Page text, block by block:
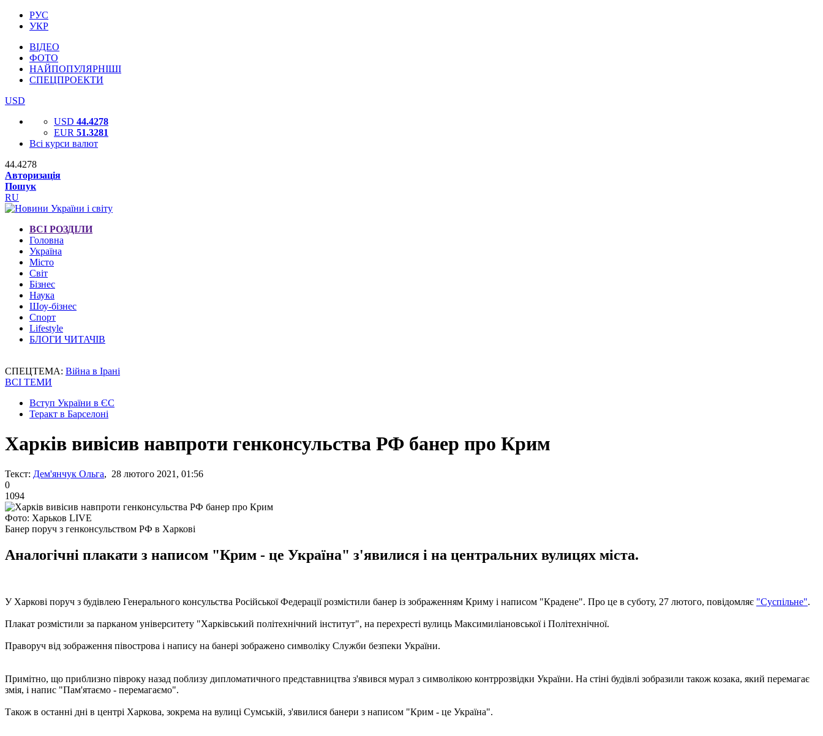
РУС
УКР
ВІДЕО
ФОТО
НАЙПОПУЛЯРНІШІ
СПЕЦПРОЕКТИ
USD
USD 44.4278
EUR 51.3281
Всі курси валют
44.4278
Авторизація
Пошук
RU
ВСІ РОЗДІЛИ
Головна
Україна
Місто
Світ
Бізнес
Наука
Шоу-бізнес
Спорт
Lifestyle
БЛОГИ ЧИТАЧІВ
СПЕЦТЕМА: Війна в Ірані
ВСІ ТЕМИ
Вступ України в ЄС
Теракт в Барселоні
Харків вивісив навпроти генконсульства РФ банер про Крим
Текст: Дем'янчук Ольга, 28 лютого 2021, 01:56
0
1094
Фото: Харьков LIVE
Банер поруч з генконсульством РФ в Харкові
Аналогічні плакати з написом "Крим - це Україна" з'явилися і на центральних вулицях міста.
У Харкові поруч з будівлею Генерального консульства Російської Федерації розмістили банер із зображенням Криму і написом "Крадене". Про це в суботу, 27 лютого, повідомляє "Суспільне".
Плакат розмістили за парканом університету "Харківський політехнічний інститут", на перехресті вулиць Максимиліановської і Політехнічної.
Праворуч від зображення півострова і напису на банері зображено символіку Служби безпеки України.
Примітно, що приблизно півроку назад поблизу дипломатичного представництва з'явився мурал з символікою контррозвідки України. На стіні будівлі зобразили також козака, який перемагає
змія, і напис "Пам'ятаємо - перемагаємо".
Також в останні дні в центрі Харкова, зокрема на вулиці Сумській, з'явилися банери з написом "Крим - це Україна".